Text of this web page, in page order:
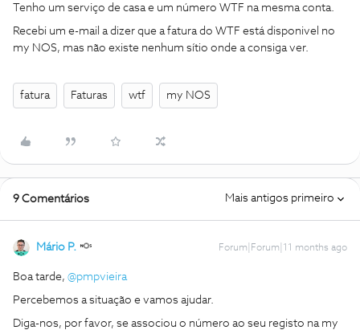
Tenho um serviço de casa e um número WTF na mesma conta.
Recebi um e-mail a dizer que a fatura do WTF está disponivel no
my NOS, mas não existe nenhum sítio onde a consiga ver.
fatura Faturas wtf my NOS
9 Comentários Mais antigos primeiro
Mário P. Forum|Forum|11 months ago
Boa tarde, ​ @pmpvieira
Percebemos a situação e vamos ajudar.
Diga-nos, por favor, se associou o número ao seu registo na my